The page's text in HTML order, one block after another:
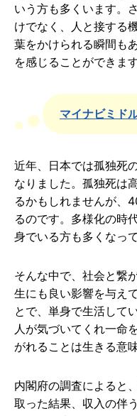
いう方も多くいます。
けでなく、人と接する
葉をかけられる瞬間も
を感じることができます
マイナビミド
近年、日本では孤独死
なりました。孤独死は
るかもしれませんが、
るのです。多様化の時
身でいる方も多くなっ
そんな中で、社会と繋
生にも良い影響を与え
とで、単身で生活して
人が気づいてくれ一命
がれることは生きる意
内閣府の調査によると
取った結果、収入の伴